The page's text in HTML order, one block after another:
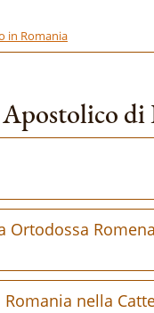
in Romania
di
Ortodossa Romena
nella